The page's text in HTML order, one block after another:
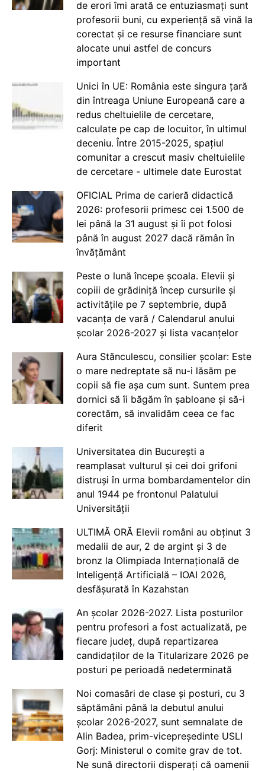
de erori îmi arată ce entuziasmați sunt
profesorii buni, cu experiență să vină la
corectat și ce resurse financiare sunt
alocate unui astfel de concurs
important
Unici în UE: România este singura țară
din întreaga Uniune Europeană care a
redus cheltuielile de cercetare,
calculate pe cap de locuitor, în ultimul
deceniu. Între 2015-2025, spațiul
comunitar a crescut masiv cheltuielile
de cercetare - ultimele date Eurostat
OFICIAL Prima de carieră didactică
2026: profesorii primesc cei 1.500 de
lei până la 31 august și îi pot folosi
până în august 2027 dacă rămân în
învățământ
Peste o lună începe școala. Elevii și
copiii de grădiniță încep cursurile și
activitățile pe 7 septembrie, după
vacanța de vară / Calendarul anului
școlar 2026-2027 și lista vacanțelor
Aura Stănculescu, consilier școlar: Este
o mare nedreptate să nu-i lăsăm pe
copii să fie așa cum sunt. Suntem prea
dornici să îi băgăm în șabloane și să-i
corectăm, să invalidăm ceea ce fac
diferit
Universitatea din București a
reamplasat vulturul și cei doi grifoni
distruși în urma bombardamentelor din
anul 1944 pe frontonul Palatului
Universității
ULTIMĂ ORĂ Elevii români au obținut 3
medalii de aur, 2 de argint și 3 de
bronz la Olimpiada Internațională de
Inteligență Artificială – IOAI 2026,
desfășurată în Kazahstan
An școlar 2026-2027. Lista posturilor
pentru profesori a fost actualizată, pe
fiecare județ, după repartizarea
candidaților de la Titularizare 2026 pe
posturi pe perioadă nedeterminată
Noi comasări de clase și posturi, cu 3
săptămâni până la debutul anului
școlar 2026-2027, sunt semnalate de
Alin Badea, prim-vicepreședinte USLI
Gorj: Ministerul o comite grav de tot.
Ne sună directorii disperați că oamenii